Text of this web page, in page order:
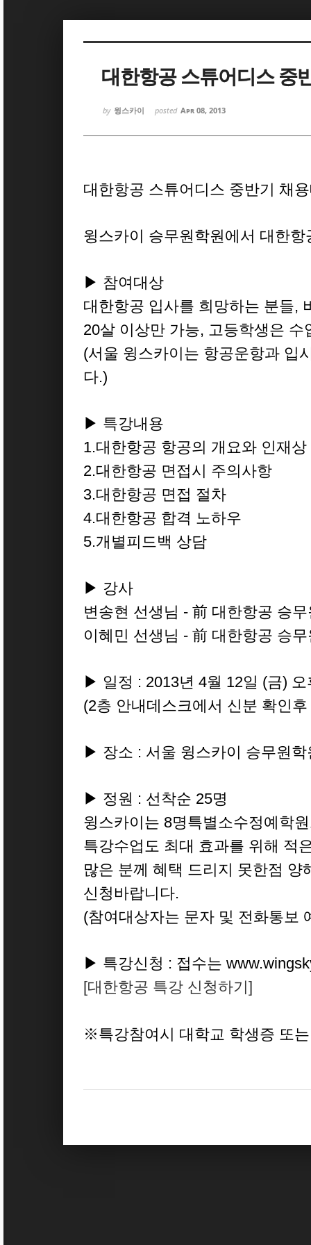
대한항공 스튜어디스 중
by 윙스카이 posted Apr 08, 2013
대한항공 스튜어디스 중반기 채
윙스카이 승무원학원에서 대한
▶ 참여대상
대한항공 입사를 희망하는 분들,
20살 이상만 가능, 고등학생은 수
(서울 윙스카이는 항공운항과 입
다.)
▶ 특강내용
1.대한항공 항공의 개요와 인재상
2.대한항공 면접시 주의사항
3.대한항공 면접 절차
4.대한항공 합격 노하우
5.개별피드백 상담
▶ 강사
변송현 선생님 - 前 대한항공 승무
이혜민 선생님 - 前 대한항공 승무
▶ 일정 : 2013년 4월 12일 (금) 오
(2층 안내데스크에서 신분 확인
▶ 장소 : 서울 윙스카이 승무원학
▶ 정원 : 선착순 25명
윙스카이는 8명특별소수정예학
특강수업도 최대 효과를 위해 적
많은 분께 혜택 드리지 못한점
신청바랍니다.
(참여대상자는 문자 및 전화통보
▶ 특강신청 : 접수는
[대한항공 특강 신청하기]
※특강참여시 대학교 학생증 또
Sketchbook5, 스케치북5
Sketchbook5, 스케치북5
Sketchbook5, 스케치북5
Sketchbook5, 스케치북5